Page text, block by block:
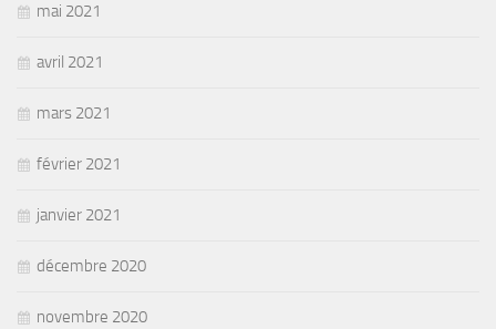
mai 2021
avril 2021
mars 2021
février 2021
janvier 2021
décembre 2020
novembre 2020